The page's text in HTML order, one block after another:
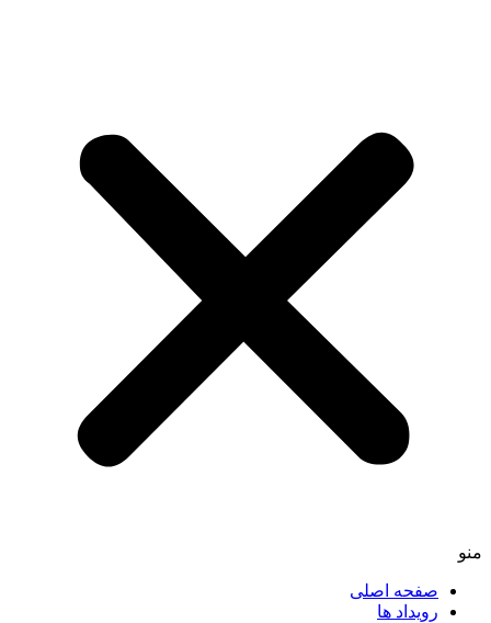
منو
صفحه اصلی
رویداد ها